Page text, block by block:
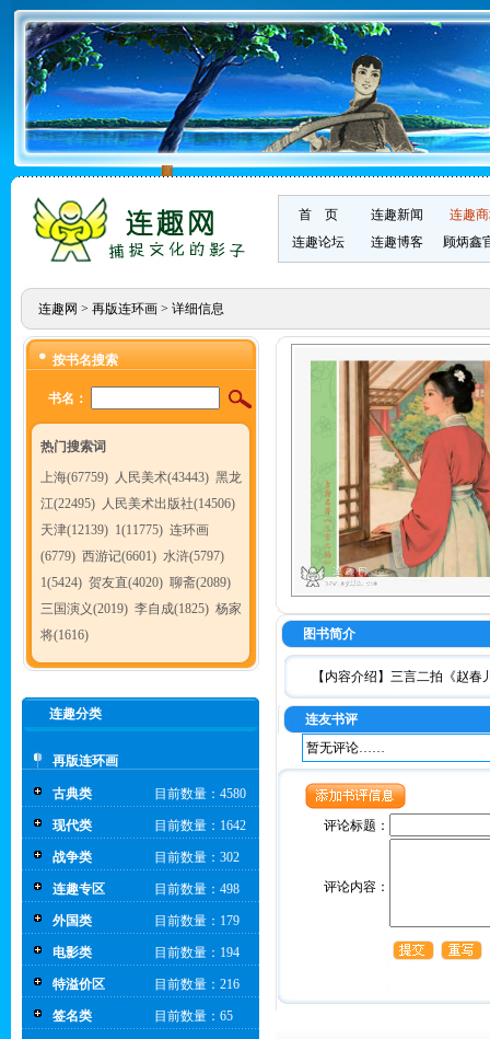
首 页 连趣新闻
连趣
连趣论坛
连趣博客 顾炳鑫
连趣网 > 再版连环画> 详细信息
按书名搜索
书名：
热门搜索词
上海(67759) 人民美术(43443) 黑龙
江(22495) 人民美术出版社(14506)
天津(12139) 1(11775) 连环画
(6779) 西游记(6601) 水浒(5797)
1(5424) 贺友直(4020) 聊斋(2089)
三国演义(2019) 李自成(1825) 杨家
将(1616)
连趣分类
再版连环画
古典类 目前数量：4580
现代类 目前数量：1642
战争类 目前数量：302
连趣专区 目前数量：498
外国类 目前数量：179
电影类 目前数量：194
特溢价区 目前数量：216
签名类 目前数量：65
图书简介
【内容介绍】 三言二拍《赵春
连友书评
暂无评论……
评论标题：
评论内容：